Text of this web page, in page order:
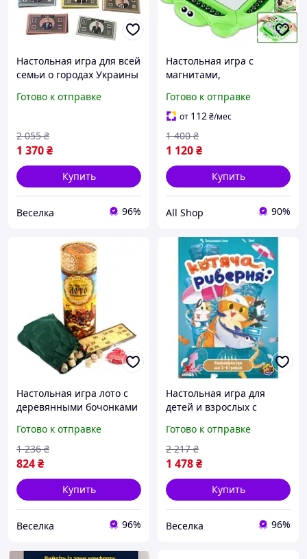
Настольная игра для всей
семьи о городах Украины
познавательная игра для
Готово к отправке
1 370₴
2 055 ₴
Купить
Веселка 96%
Настольная игра с
магнитами,
игра-балансир с
вращающимся полем и
рулеткой для детей и
родителей
Готово к отправке
от 112₴/мес
1 120₴
1 400 ₴
Купить
All Shop 90%
Настольная игра лото с
деревянными бочонками
дружеских встреч 24
карточки 90 бочонков
SPICY
Готово к отправке
824₴
1 236 ₴
Купить
Веселка 96%
Настольная игра для
детей и взрослых с
реакцию и внимание для
семейных вечеров
BROWN
Готово к отправке
1 478₴
2 217 ₴
Купить
Веселка 96%